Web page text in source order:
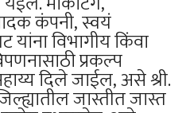
कंपनी, स्वयं
यांना विभागीय किंवा
प्रकल्प
दिले जाईल, असे श्री.
जास्तीत जास्त